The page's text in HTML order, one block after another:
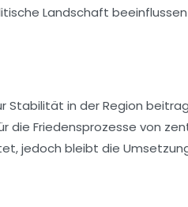
Landschaft beeinflussen
Stabilität in der Region
die Friedensprozesse von
jedoch bleibt die